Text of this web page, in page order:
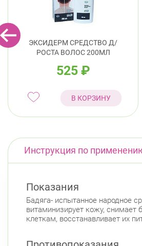
ЭКСИДЕРМ СРЕДСТВО Д/
РОСТА ВОЛОС 200МЛ
525 ₽
В КОРЗИНУ
Инструкция по
Показания
Бадяга- испытанное народное
витаминизирует кожу,
клеткам, восстанавливает их